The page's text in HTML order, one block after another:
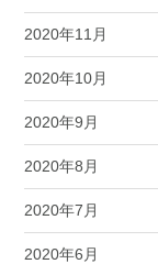
2020年11月
2020年10月
2020年9月
2020年8月
2020年7月
2020年6月